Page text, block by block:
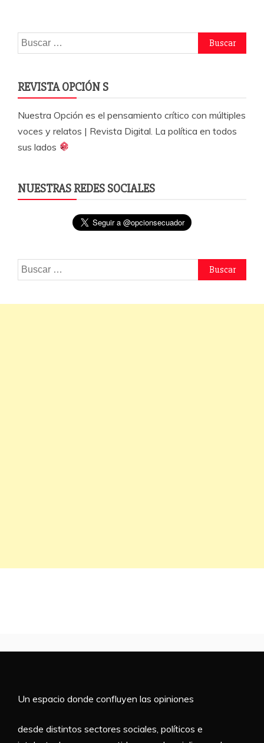
Buscar:
REVISTA OPCIÓN S
Nuestra Opción es el pensamiento crítico con múltiples
voces y relatos | Revista Digital. La política en todos
sus lados
NUESTRAS REDES SOCIALES
Buscar:
Un espacio donde confluyen las opiniones
desde distintos sectores sociales, políticos e